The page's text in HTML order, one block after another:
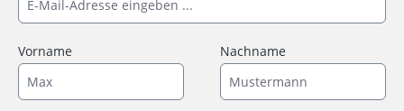
Vorname Nachname